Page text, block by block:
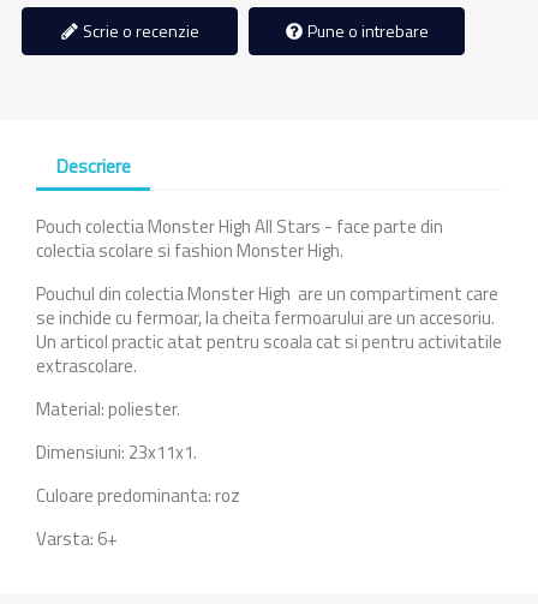
Scrie o recenzie Pune o intrebare
Descriere
Pouch colectia Monster High All Stars - face parte din
colectia scolare si fashion Monster High.
Pouchul din colectia Monster High are un compartiment care
se inchide cu fermoar, la cheita fermoarului are un accesoriu.
Un articol practic atat pentru scoala cat si pentru activitatile
extrascolare.
Material: poliester.
Dimensiuni: 23x11x1.
Culoare predominanta: roz
Varsta: 6+